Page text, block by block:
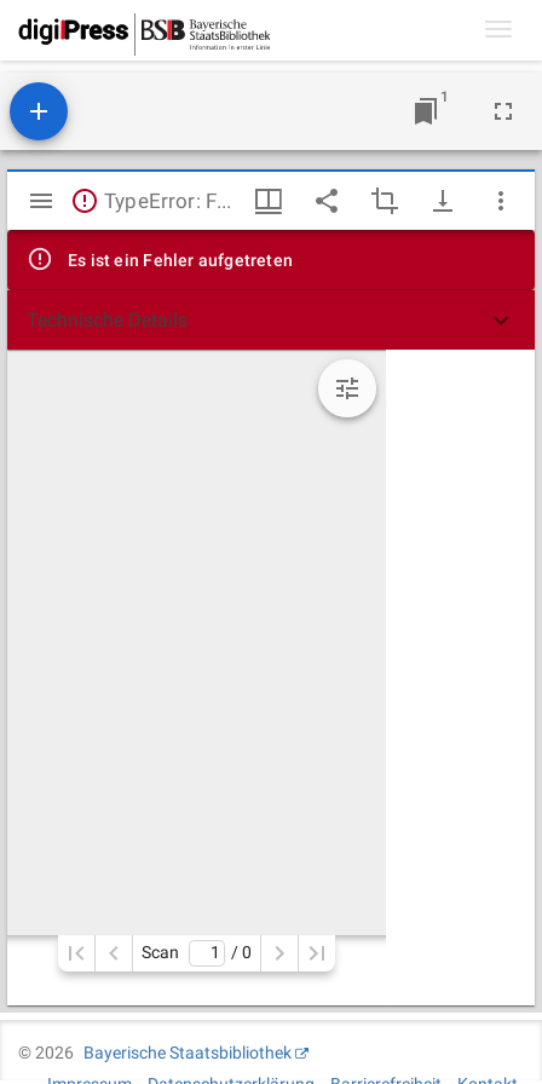
1
Mirador
Viewer
TypeError: Failed to fetch
Es ist ein Fehler aufgetreten
Technische Details
Scan / 0
©2026
Bayerische Staatsbibliothek